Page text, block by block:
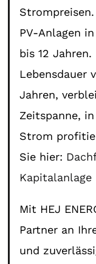
PV-Anlagen
bis 12
Lebensdauer
Jahren,
Zeitspanne,
Strom
Sie hier:
Mit HEJ
Partner an
und